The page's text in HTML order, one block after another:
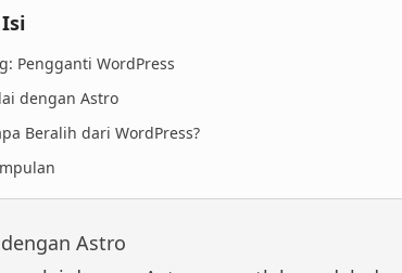
Pengganti WordPress
dengan Astro
Beralih dari WordPress?
Astro